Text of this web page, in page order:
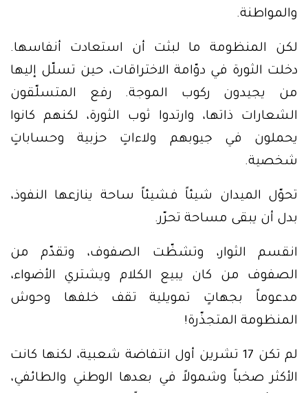
والمواطنة.
لكن المنظومة ما لبثت أن استعادت أنفاسها.
دخلت الثورة في دوّامة الاختراقات، حين تسلّل إليها
من يجيدون ركوب الموجة. رفع المتسلّقون
الشعارات ذاتها، وارتدوا ثوب الثورة، لكنهم كانوا
يحملون في جيوبهم ولاءاتٍ حزبية وحساباتٍ
شخصية.
تحوّل الميدان شيئاً فشيئاً ساحة ينازعها النفوذ،
بدل أن يبقى مساحة تحرّر.
انقسم الثوار، وتشظّت الصفوف، وتقدّم من
الصفوف من كان يبيع الكلام ويشتري الأضواء،
مدعوماً بجهاتٍ تمويلية تقف خلفها وحوش
المنظومة المتجذّرة!
لم تكن 17 تشرين أول انتفاضة شعبية، لكنها كانت
الأكثر صخباً وشمولاً في بعدها الوطني والطائفي،